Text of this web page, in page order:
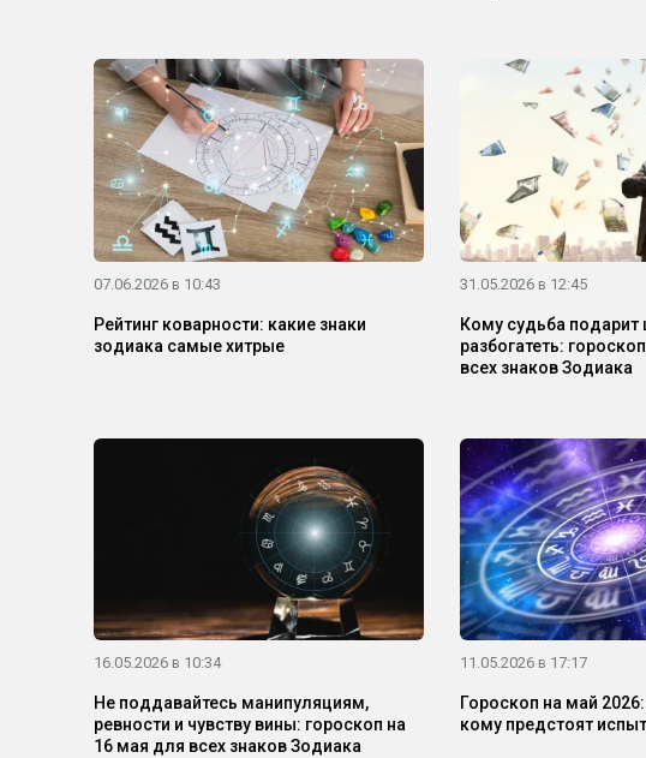
07.06.2026 в 10:43
Рейтинг коварности: какие знаки
зодиака самые хитрые
31.05.2026 в 12:45
Кому судьба подарит
разбогатеть:
всех знаков Зодиака
16.05.2026 в 10:34
Не поддавайтесь манипуляциям,
ревности и чувству вины: гороскоп на
16 мая для всех знаков Зодиака
11.05.2026 в 17:17
Гороскоп на май
кому предстоят